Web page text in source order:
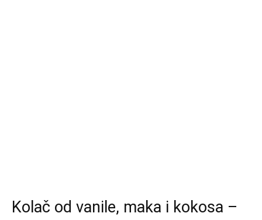
Kolač od vanile, maka i kokosa –